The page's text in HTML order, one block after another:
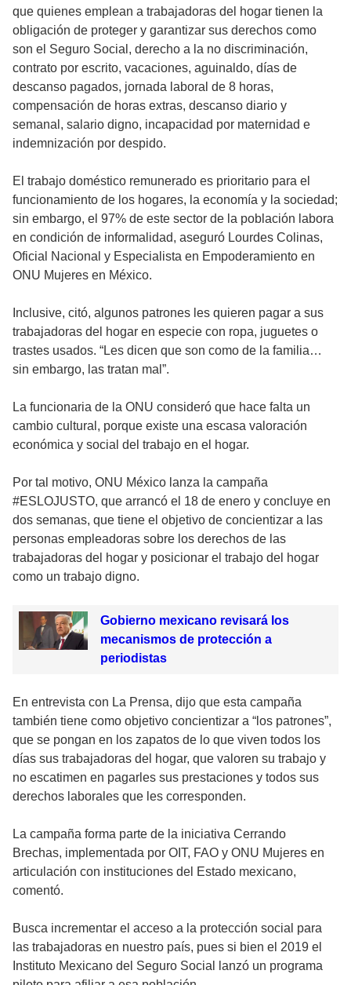
que quienes emplean a trabajadoras del hogar tienen la
obligación de proteger y garantizar sus derechos como
son el Seguro Social, derecho a la no discriminación,
contrato por escrito, vacaciones, aguinaldo, días de
descanso pagados, jornada laboral de 8 horas,
compensación de horas extras, descanso diario y
semanal, salario digno, incapacidad por maternidad e
indemnización por despido.
El trabajo doméstico remunerado es prioritario para el
funcionamiento de los hogares, la economía y la sociedad;
sin embargo, el 97% de este sector de la población labora
en condición de informalidad, aseguró Lourdes Colinas,
Oficial Nacional y Especialista en Empoderamiento en
ONU Mujeres en México.
Inclusive, citó, algunos patrones les quieren pagar a sus
trabajadoras del hogar en especie con ropa, juguetes o
trastes usados. “Les dicen que son como de la familia…
sin embargo, las tratan mal”.
La funcionaria de la ONU consideró que hace falta un
cambio cultural, porque existe una escasa valoración
económica y social del trabajo en el hogar.
Por tal motivo, ONU México lanza la campaña
#ESLOJUSTO, que arrancó el 18 de enero y concluye en
dos semanas, que tiene el objetivo de concientizar a las
personas empleadoras sobre los derechos de las
trabajadoras del hogar y posicionar el trabajo del hogar
como un trabajo digno.
Gobierno mexicano revisará los
mecanismos de protección a
periodistas
En entrevista con La Prensa, dijo que esta campaña
también tiene como objetivo concientizar a “los patrones”,
que se pongan en los zapatos de lo que viven todos los
días sus trabajadoras del hogar, que valoren su trabajo y
no escatimen en pagarles sus prestaciones y todos sus
derechos laborales que les corresponden.
La campaña forma parte de la iniciativa Cerrando
Brechas, implementada por OIT, FAO y ONU Mujeres en
articulación con instituciones del Estado mexicano,
comentó.
Busca incrementar el acceso a la protección social para
las trabajadoras en nuestro país, pues si bien el 2019 el
Instituto Mexicano del Seguro Social lanzó un programa